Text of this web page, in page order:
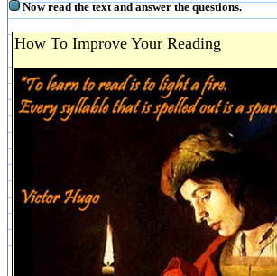
Now read the text and answer the questions.
How To Improve Your Reading